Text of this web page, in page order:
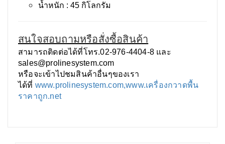
น้ำหนัก : 45 กิโลกรัม
สนใจสอบถามหรือสั่งซื้อสินค้า
สามารถติดต่อได้ที่โทร.02-976-4404-8 และ
sales@prolinesystem.com
หรือจะเข้าไปชมสินค้าอื่นๆของเรา
ได้ที่ www.prolinesystem.com,www.เครื่องกวาดพื้น
ราคาถูก.net